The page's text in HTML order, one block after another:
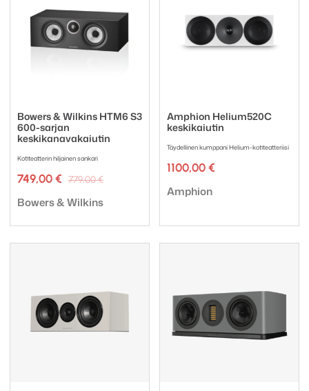
Bowers & Wilkins HTM6 S3
600-sarjan
keskikanavakaiutin
Kotiteatterin hiljainen sankari
779,00€Alkuperäinen
oli:
749,00 €
Nykyinen
on:
Tuotemerkki:
Bowers & Wilkins
Amphion Helium520C
keskikaiutin
Täydellinen kumppani Helium-kotiteatteriisi
1100,00 €
Tuotemerkki:
Amphion